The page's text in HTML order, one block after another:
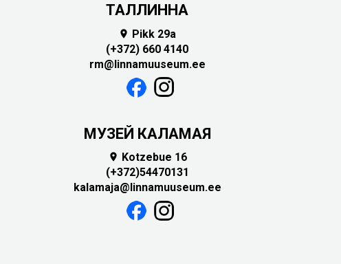
ТАЛЛИННА
 Pikk 29a
(+372) 660 4140
rm@linnamuuseum.ee
МУЗЕЙ КАЛАМАЯ

Kotzebue 16
(+372)54470131
kalamaja@linnamuuseum.ee